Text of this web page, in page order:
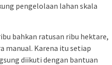
pengelolaan lahan skala
bahkan ratusan ribu hektare,
manual. Karena itu setiap
diikuti dengan bantuan